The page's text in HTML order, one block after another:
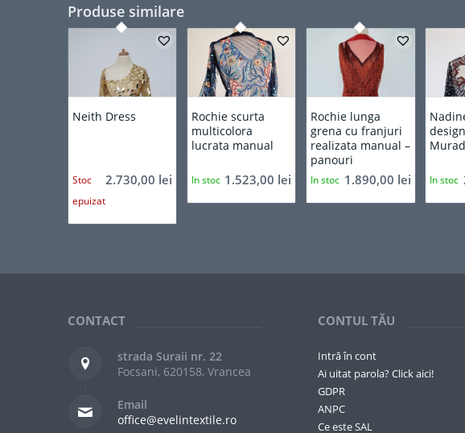
Produse similare
Neith Dress
2.730,00 lei
Stoc
epuizat
5.00
Rochie scurta
multicolora
lucrata manual
1.523,00 lei
In stoc
Rochie lunga
grena cu franjuri
realizata manual –
panouri
1.890,00 lei
In stoc
Murad
In stoc
CONTACT
strada Suraii nr. 22
Focsani, 620158, Vrancea
Email
office@evelintextile.ro
CONTUL TĂU
Intră în cont
Ai uitat parola? Click aici!
GDPR
ANPC
Ce este SAL